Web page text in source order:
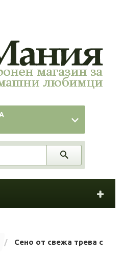
Сено от свежа трева с